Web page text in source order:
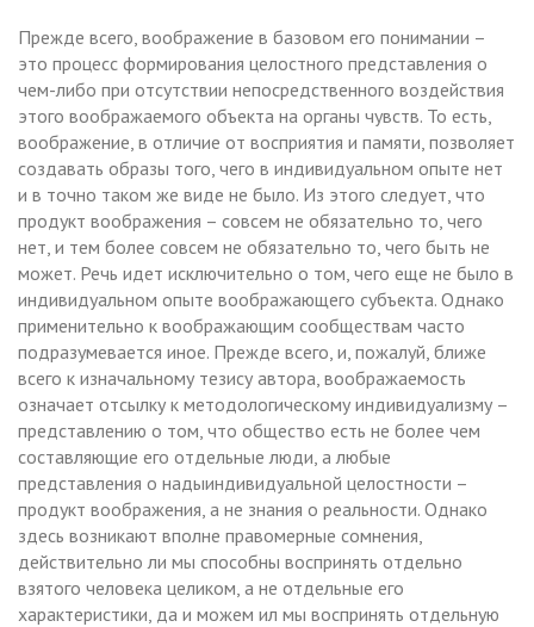
Прежде всего, воображение в базовом его понимании –
это процесс формирования целостного представления о
чем-либо при отсутствии непосредственного воздействия
этого воображаемого объекта на органы чувств. То есть,
воображение, в отличие от восприятия и памяти, позволяет
создавать образы того, чего в индивидуальном опыте нет
и в точно таком же виде не было. Из этого следует, что
продукт воображения – совсем не обязательно то, чего
нет, и тем более совсем не обязательно то, чего быть не
может. Речь идет исключительно о том, чего еще не было в
индивидуальном опыте воображающего субъекта. Однако
применительно к воображающим сообществам часто
подразумевается иное. Прежде всего, и, пожалуй, ближе
всего к изначальному тезису автора, воображаемость
означает отсылку к методологическому индивидуализму –
представлению о том, что общество есть не более чем
составляющие его отдельные люди, а любые
представления о надыиндивидуальной целостности –
продукт воображения, а не знания о реальности. Однако
здесь возникают вполне правомерные сомнения,
действительно ли мы способны воспринять отдельно
взятого человека целиком, а не отдельные его
характеристики, да и можем ил мы воспринять отдельную